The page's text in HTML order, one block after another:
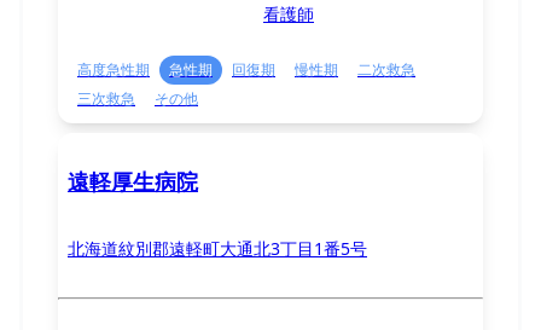
看護師
高度急性期 急性期 回復期 慢性期
二次救急
三次救急
その他
遠軽厚生病院
北海道紋別郡遠軽町大通北3丁目1番5号